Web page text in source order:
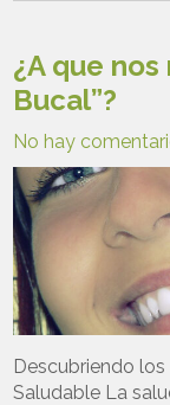
¿A que
Bucal”?
No hay
Descubriendo
Saludable La